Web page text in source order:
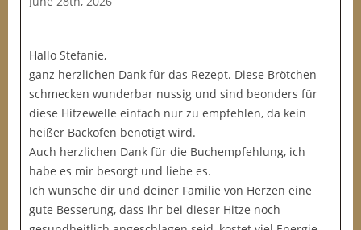
Hallo Stefanie,
ganz herzlichen Dank für das Rezept. Diese Brötchen
schmecken wunderbar nussig und sind beonders für
diese Hitzewelle einfach nur zu empfehlen, da kein
heißer Backofen benötigt wird.
Auch herzlichen Dank für die Buchempfehlung, ich
habe es mir besorgt und liebe es.
Ich wünsche dir und deiner Familie von Herzen eine
gute Besserung, dass ihr bei dieser Hitze noch